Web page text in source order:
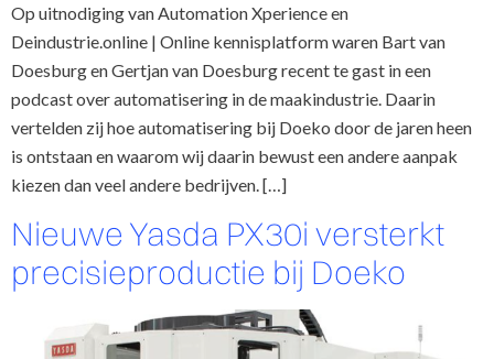
Op uitnodiging van Automation Xperience en
Deindustrie.online | Online kennisplatform waren Bart van
Doesburg en Gertjan van Doesburg recent te gast in een
podcast over automatisering in de maakindustrie. Daarin
vertelden zij hoe automatisering bij Doeko door de jaren heen
is ontstaan en waarom wij daarin bewust een andere aanpak
kiezen dan veel andere bedrijven. […]
Nieuwe Yasda PX30i versterkt
precisie­productie bij Doeko